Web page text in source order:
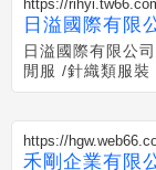
https://
日溢國際有限
日溢國際有限公
閒服 /針織類服裝
https://
禾剛企業有限